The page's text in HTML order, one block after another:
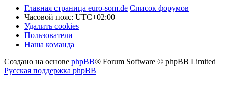
Главная страница euro-som.de Список форумов
Часовой пояс: UTC+02:00
Удалить cookies
Пользователи
Наша команда
Создано на основе phpBB® Forum Software © phpBB Limited
Русская поддержка phpBB